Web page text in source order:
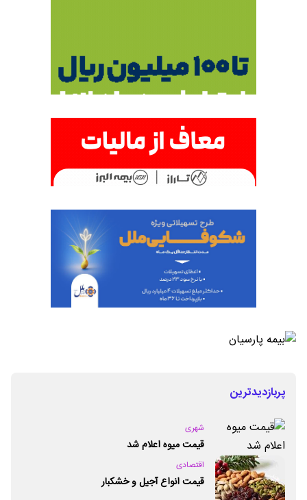
پربازدیدترین
شهری
قیمت میوه اعلام شد
اقتصادی
قیمت انواع آجیل و خشکبار